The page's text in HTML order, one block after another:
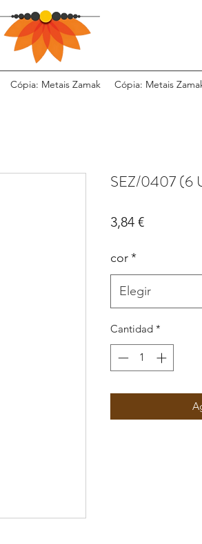
Cópia: Metais Zamak Cópia: Metais
SEZ/0407 (6
3,84 €Precio
cor*
Elegir
Cantidad *